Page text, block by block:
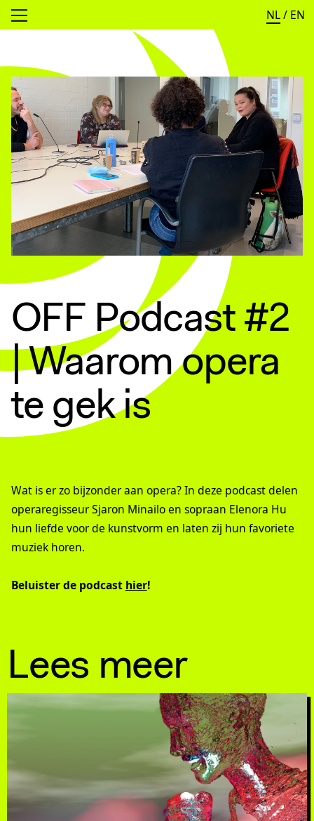
NL/ EN
Open menu
OFF Podcast #2
| Waarom opera
te gek is
Wat is er zo bijzonder aan opera? In deze podcast delen
operaregisseur Sjaron Minailo en sopraan Elenora Hu
hun liefde voor de kunstvorm en laten zij hun favoriete
muziek horen.
Beluister de podcast hier!
Lees meer